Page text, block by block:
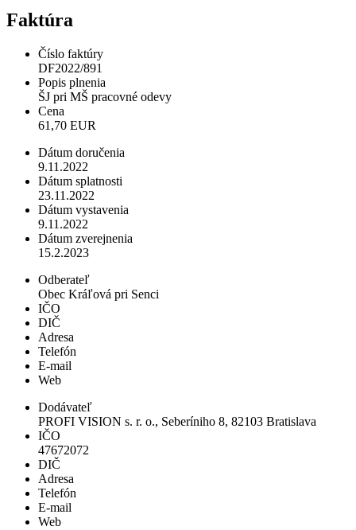
Faktúra
Číslo faktúry
DF2022/891
Popis plnenia
ŠJ pri MŠ pracovné odevy
Cena
61,70 EUR
Dátum doručenia
9.11.2022
Dátum splatnosti
23.11.2022
Dátum vystavenia
9.11.2022
Dátum zverejnenia
15.2.2023
Odberateľ
Obec Kráľová pri Senci
IČO
DIČ
Adresa
Telefón
E-mail
Web
Dodávateľ
PROFI VISION s. r. o., Seberíniho 8, 82103 Bratislava
IČO
47672072
DIČ
Adresa
Telefón
E-mail
Web